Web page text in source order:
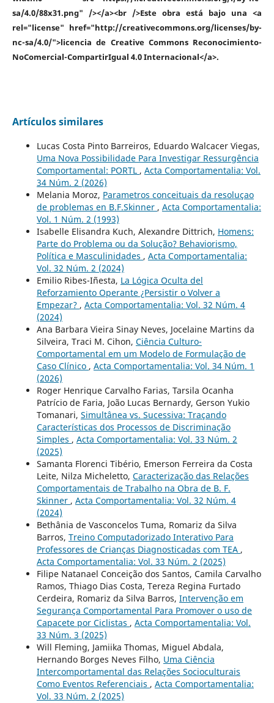
sa/4.0/88x31.png" /></a><br />Este obra está bajo una <a
rel="license" href="http://creativecommons.org/licenses/by-
nc-sa/4.0/">licencia de Creative Commons Reconocimiento-
NoComercial-CompartirIgual 4.0 Internacional</a>.
Artículos similares
Lucas Costa Pinto Barreiros, Eduardo Walcacer Viegas,
Uma Nova Possibilidade Para Investigar Ressurgência
Comportamental: PORTL , Acta Comportamentalia: Vol.
34 Núm. 2 (2026)
Melania Moroz, Parametros conceituais da resoluçao
de problemas en B.F.Skinner , Acta Comportamentalia:
Vol. 1 Núm. 2 (1993)
Isabelle Elisandra Kuch, Alexandre Dittrich, Homens:
Parte do Problema ou da Solução? Behaviorismo,
Política e Masculinidades , Acta Comportamentalia:
Vol. 32 Núm. 2 (2024)
Emilio Ribes-Iñesta, La Lógica Oculta del
Reforzamiento Operante ¿Persistir o Volver a
Empezar? , Acta Comportamentalia: Vol. 32 Núm. 4
(2024)
Ana Barbara Vieira Sinay Neves, Jocelaine Martins da
Silveira, Traci M. Cihon, Ciência Culturo-
Comportamental em um Modelo de Formulação de
Caso Clínico , Acta Comportamentalia: Vol. 34 Núm. 1
(2026)
Roger Henrique Carvalho Farias, Tarsila Ocanha
Patrício de Faria, João Lucas Bernardy, Gerson Yukio
Tomanari, Simultânea vs. Sucessiva: Traçando
Características dos Processos de Discriminação
Simples , Acta Comportamentalia: Vol. 33 Núm. 2
(2025)
Samanta Florenci Tibério, Emerson Ferreira da Costa
Leite, Nilza Micheletto, Caracterização das Relações
Comportamentais de Trabalho na Obra de B. F.
Skinner , Acta Comportamentalia: Vol. 32 Núm. 4
(2024)
Bethânia de Vasconcelos Tuma, Romariz da Silva
Barros, Treino Computadorizado Interativo Para
Professores de Crianças Diagnosticadas com TEA ,
Acta Comportamentalia: Vol. 33 Núm. 2 (2025)
Filipe Natanael Conceição dos Santos, Camila Carvalho
Ramos, Thiago Dias Costa, Tereza Regina Furtado
Cerdeira, Romariz da Silva Barros, Intervenção em
Segurança Comportamental Para Promover o uso de
Capacete por Ciclistas , Acta Comportamentalia: Vol.
33 Núm. 3 (2025)
Will Fleming, Jamiika Thomas, Miguel Abdala,
Hernando Borges Neves Filho, Uma Ciência
Intercomportamental das Relações Socioculturais
Como Eventos Referenciais , Acta Comportamentalia:
Vol. 33 Núm. 2 (2025)